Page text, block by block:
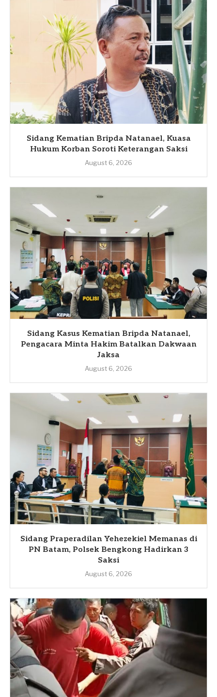
Sidang Kematian Bripda Natanael, Kuasa
Hukum Korban Soroti Keterangan Saksi
August 6, 2026
Sidang Kasus Kematian Bripda Natanael,
Pengacara Minta Hakim Batalkan Dakwaan
Jaksa
August 6, 2026
Sidang Praperadilan Yehezekiel Memanas di
PN Batam, Polsek Bengkong Hadirkan 3
Saksi
August 6, 2026